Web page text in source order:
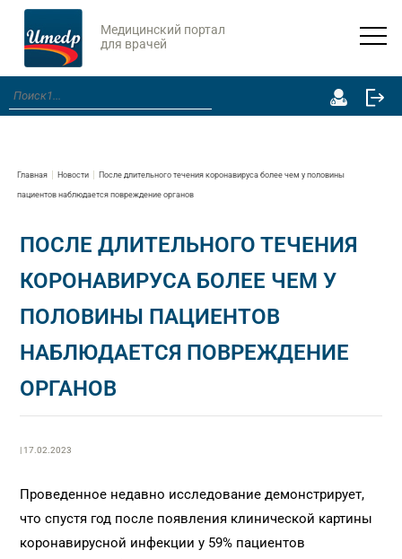
Медицинский портал
для врачей
Главная Новости После длительного течения коронавируса более чем у половины
пациентов наблюдается повреждение органов
ПОСЛЕ ДЛИТЕЛЬНОГО ТЕЧЕНИЯ
КОРОНАВИРУСА БОЛЕЕ ЧЕМ У
ПОЛОВИНЫ ПАЦИЕНТОВ
НАБЛЮДАЕТСЯ ПОВРЕЖДЕНИЕ
ОРГАНОВ
| 17.02.2023
Проведенное недавно исследование демонстрирует,
что спустя год после появления клинической картины
коронавирусной инфекции у 59% пациентов